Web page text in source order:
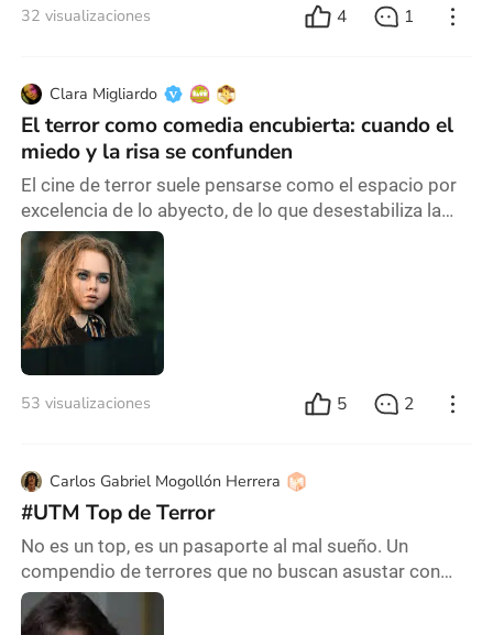
32 visualizaciones 4 1
Clara Migliardo
El terror como comedia encubierta: cuando el
miedo y la risa se confunden
El cine de terror suele pensarse como el espacio por
excelencia de lo abyecto, de lo que desestabiliza la
seguridad cotidiana. Sin embargo, en esa misma
grieta donde irrumpe el miedo, también aparece la
risa. Lejos de ser un simple efecto colateral, la risa
funciona a la manera de un mecanismo narrativo y
afectivo que está inscripto en la tradición del género.
El terror no solo busca asustar. Much
53 visualizaciones 5 2
Carlos Gabriel Mogollón Herrera
#UTM Top de Terror
No es un top, es un pasaporte al mal sueño. Un
compendio de terrores que no buscan asustar con
fantasmas de sábana blanca, sino con carne, falta de
fe y m1erda explicita. 1-.Tesis (1996) 2-.Cuando